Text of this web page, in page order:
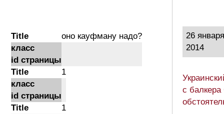
Title
оно кауфману надо?
класс
id страницы
Title
1
класс
id страницы
Title
1
26 января
2014
с